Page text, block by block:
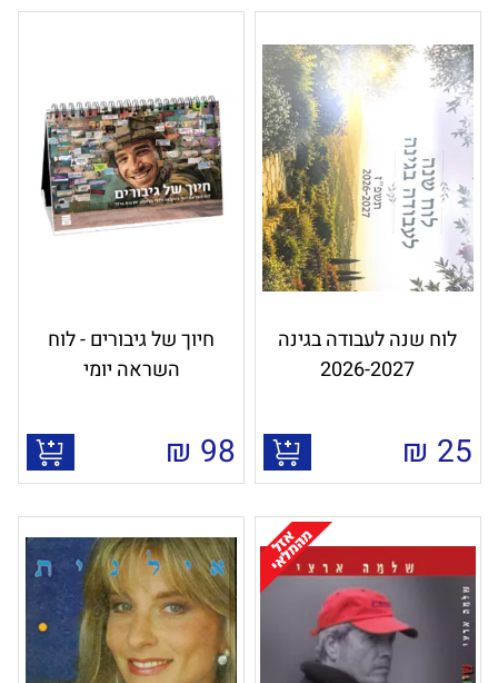
לוח שנה לעבודה בגינה
2026-2027
25
₪
חיוך של גיבורים - לוח
השראה יומי
98
₪